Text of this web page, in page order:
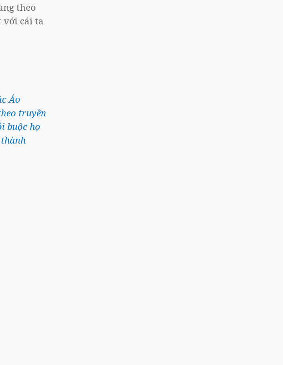
theo
với cái ta
Áo
truyền
buộc họ